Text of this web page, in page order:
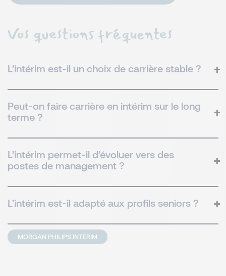
Vos questions fréquentes
L’intérim est-il un choix de carrière stable ?
Peut-on faire carrière en intérim sur le long
terme ?
L’intérim permet-il d’évoluer vers des
postes de management ?
L’intérim est-il adapté aux profils seniors ?
MORGAN PHILIPS INTERIM